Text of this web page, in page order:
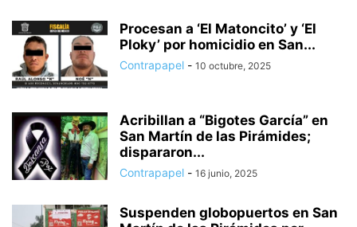
NACIONAL NAUCÁLPAN NEXTLALPAN NEZAHUALCÓYOTL
NICOLÁS ROMERO
OTUMBA OTZOLOTEPEC
SAN MARTÍN DE LAS PIRÁMIDES SAN MATEO ATENCO SEGURIDAD
SIN CATEGORÍA SOYANIQUILPAN TECÁMAC TECNOLOGÍA
TEJUPILCO TEMAMATLA TEMASCALAPA
TEMASCALTEPEC TEMOAYA TENANCINGO
Procesan a ‘El Matoncito’ y ‘El
Ploky’ por homicidio en San...
Contrapapel - 10 octubre, 2025
Acribillan a “Bigotes García” en
San Martín de las Pirámides;
dispararon...
Contrapapel - 16 junio, 2025
Suspenden globopuertos en San